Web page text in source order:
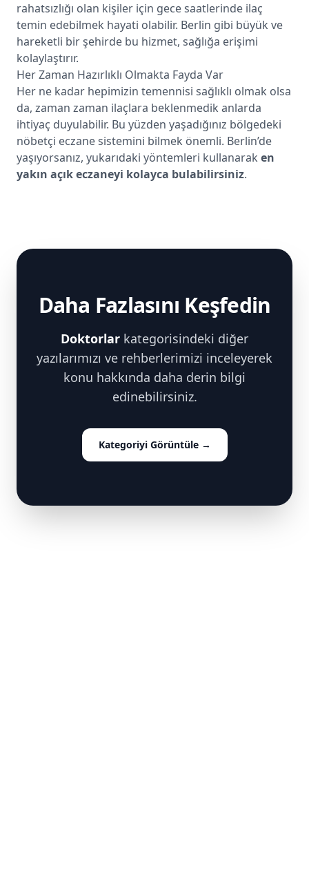
rahatsızlığı olan kişiler için gece saatlerinde ilaç
temin edebilmek hayati olabilir. Berlin gibi büyük ve
hareketli bir şehirde bu hizmet, sağlığa erişimi
kolaylaştırır.
Her Zaman Hazırlıklı Olmakta Fayda Var
Her ne kadar hepimizin temennisi sağlıklı olmak olsa
da, zaman zaman ilaçlara beklenmedik anlarda
ihtiyaç duyulabilir. Bu yüzden yaşadığınız bölgedeki
nöbetçi eczane sistemini bilmek önemli. Berlin’de
yaşıyorsanız, yukarıdaki yöntemleri kullanarak en
yakın açık eczaneyi kolayca bulabilirsiniz.
Daha Fazlasını Keşfedin
Doktorlar kategorisindeki diğer
yazılarımızı ve rehberlerimizi inceleyerek
konu hakkında daha derin bilgi
edinebilirsiniz.
Kategoriyi Görüntüle →